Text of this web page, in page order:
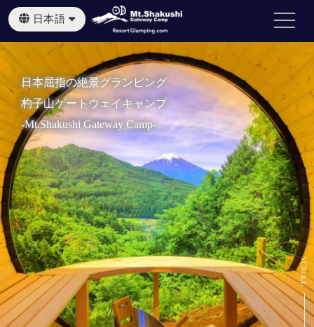
日本語
English
繁體中文
SCROLL
日本屈指の絶景グランピング
杓子山ゲートウェイキャンプ
-Mt.Shakushi Gateway Camp-